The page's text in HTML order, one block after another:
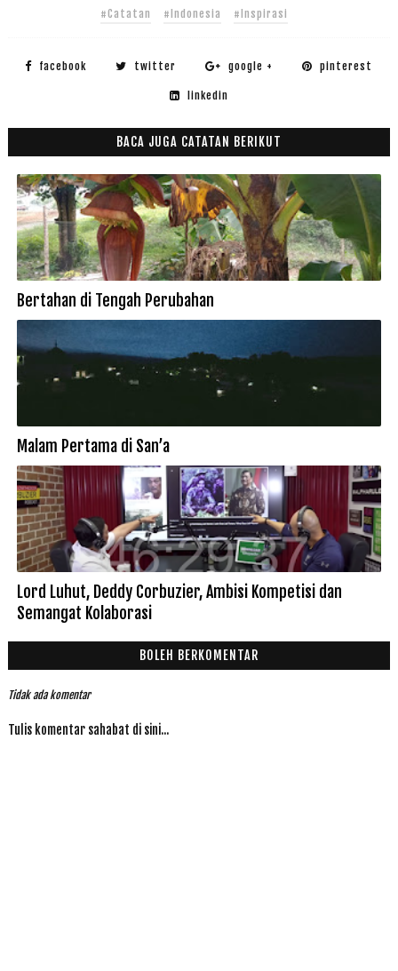
#Catatan #Indonesia #Inspirasi
facebook twitter google + pinterest
linkedin
BACA JUGA CATATAN BERIKUT
Bertahan di Tengah Perubahan
Malam Pertama di San’a
Lord Luhut, Deddy Corbuzier, Ambisi Kompetisi dan
Semangat Kolaborasi
BOLEH BERKOMENTAR
Tidak ada komentar
Tulis komentar sahabat di sini...